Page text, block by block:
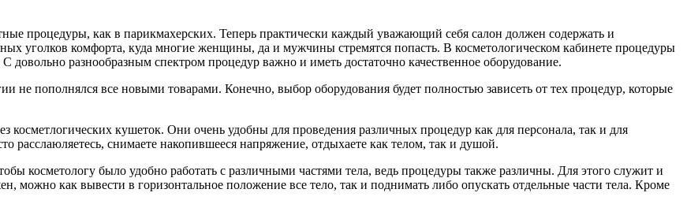
процедуры, как в парикмахерских. Теперь практически каждый уважающий себя салон должен содержать и
уголков комфорта, куда многие женщины, да и мужчины стремятся попасть. В косметологическом кабинете процедуры
разнообразным спектром процедур важно и иметь достаточно качественное оборудование.
не пополнялся все новыми товарами. Конечно, выбор оборудования будет полностью зависеть от тех процедур, которые
косметлогических кушеток. Они очень удобны для проведения различных процедур как для персонала, так и для
расслаюляетесь, снимаете накопившееся напряжение, отдыхаете как телом, так и душой.
косметологу было удобно работать с различными частями тела, ведь процедуры также различны. Для этого служит и
можно как вывести в горизонтальное положение все тело, так и поднимать либо опускать отдельные части тела. Кроме